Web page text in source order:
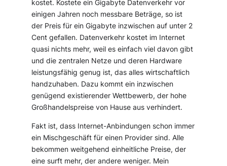
kostet. Kostete ein Gigabyte Datenverkehr vor
einigen Jahren noch messbare Beträge, so ist
der Preis für ein Gigabyte inzwischen auf unter 2
Cent gefallen. Datenverkehr kostet im Internet
quasi nichts mehr, weil es einfach viel davon gibt
und die zentralen Netze und deren Hardware
leistungsfähig genug ist, das alles wirtschaftlich
handzuhaben. Dazu kommt ein inzwischen
genügend existierender Wettbewerb, der hohe
Großhandelspreise von Hause aus verhindert.
Fakt ist, dass Internet-Anbindungen schon immer
ein Mischgeschäft für einen Provider sind. Alle
bekommen weitgehend einheitliche Preise, der
eine surft mehr, der andere weniger. Mein